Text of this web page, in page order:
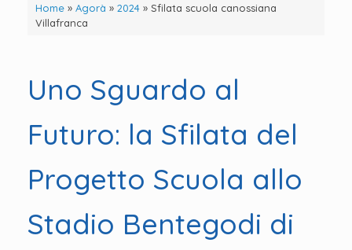
Home» Agorà » 2024» Sfilata scuola canossiana
Villafranca
Uno Sguardo al
Futuro: la Sfilata del
Progetto Scuola allo
Stadio Bentegodi di